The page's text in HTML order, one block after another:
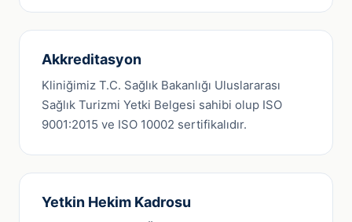
Akkreditasyon
Kliniğimiz T.C. Sağlık Bakanlığı Uluslararası
Sağlık Turizmi Yetki Belgesi sahibi olup ISO
9001:2015 ve ISO 10002 sertifikalıdır.
Yetkin Hekim Kadrosu